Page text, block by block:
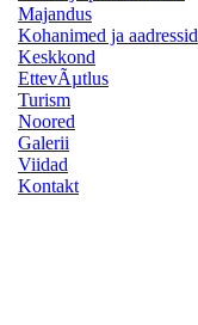
Majandus
Kohanimed ja aadressid
Keskkond
EttevÃµtlus
Turism
Noored
Galerii
Viidad
Kontakt